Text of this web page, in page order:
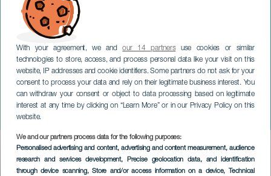
With your agreement, we andour 14 partnersuse cookies or similar
technologies to store, access, and process personal data like your visit on this
website, IP addresses and cookie identifiers. Some partners do not ask for your
consent to process your data and rely on their legitimate business interest. You
can withdraw your consent or object to data processing based on legitimate
interest at any time by clicking on “Learn More” or in our Privacy Policy on this
website.
We and our partners process data for the following purposes:
Personalised advertising and content, advertising and content measurement, audience
research and services development, Precise geolocation data, and identification
through device scanning, Store and/or access information on a device, Technical
Iván Rojas en concierto
TENERIFE
Imagen
Listado